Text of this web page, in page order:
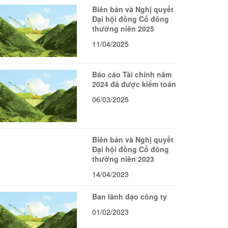
Biên bản và Nghị quyết
Đại hội đồng Cổ đông
thường niên 2025
11/04/2025
Báo cáo Tài chính năm
2024 đã được kiểm toán
06/03/2025
Biên bản và Nghị quyết
Đại hội đồng Cổ đông
thường niên 2023
14/04/2023
Ban lãnh đạo công ty
01/02/2023